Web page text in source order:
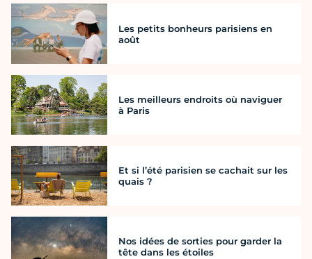
Les petits bonheurs parisiens en
août
Les meilleurs endroits où naviguer
à Paris
Et si l’été parisien se cachait sur les
quais ?
Nos idées de sorties pour garder la
tête dans les étoiles